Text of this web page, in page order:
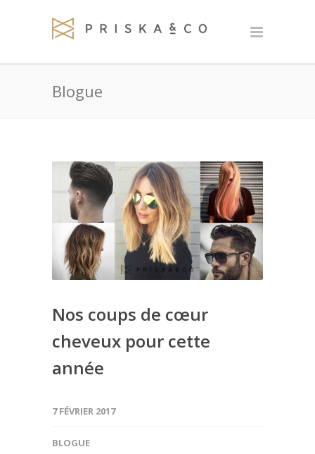
Blogue
Nos coups de cœur
cheveux pour cette
année
7 FÉVRIER 2017
BLOGUE